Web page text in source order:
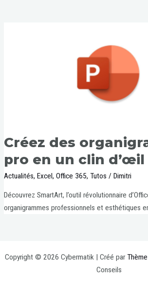
Créez des
pro en un clin d’œil
Actualités,Excel,Office 365,Tutos /Dimitri
Découvrez SmartArt, l’outil révolutionnaire
organigrammes professionnels et esthétiques
Copyright © 2026 Cybermatik | Créé par
Conseils